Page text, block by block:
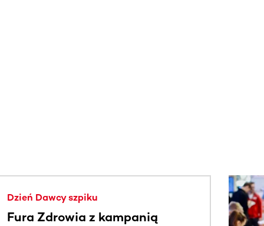
Dzień Dawcy szpiku
Fura Zdrowia z kampanią